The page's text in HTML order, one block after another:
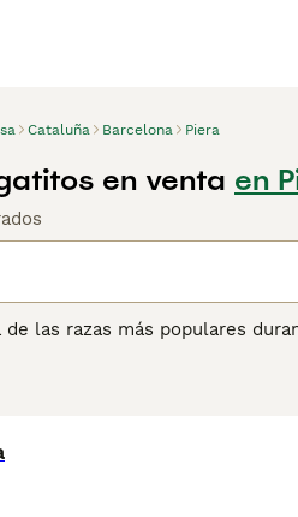
Cataluña Barcelona Piera
en venta en
de las razas más populares
gusta pensar en las cosas
como compañeros y
para